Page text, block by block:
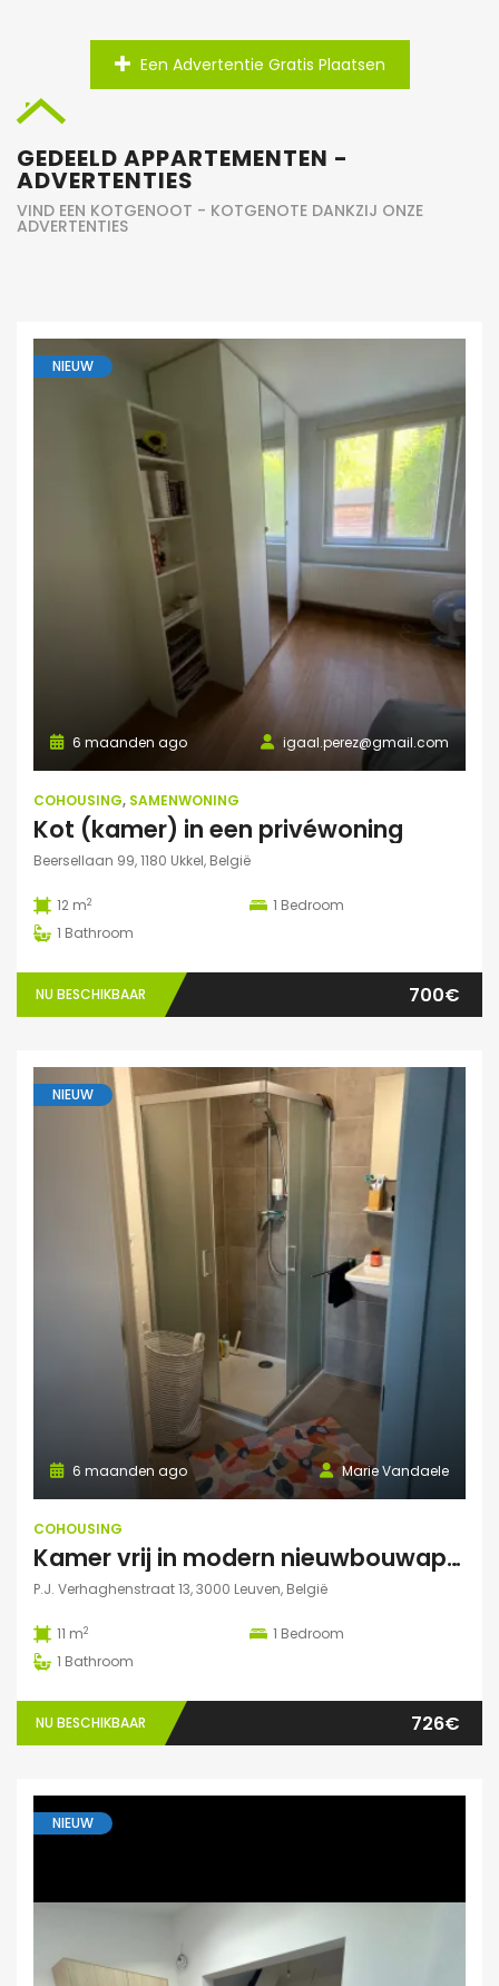
Een Advertentie Gratis Plaatsen
GEDEELD APPARTEMENTEN -
ADVERTENTIES
VIND EEN KOTGENOOT - KOTGENOTE DANKZIJ ONZE
ADVERTENTIES
NIEUW
igaal.perez@gmail.com
6 maanden ago
COHOUSING, SAMENWONING
Kot (kamer) in een privéwoning
Beersellaan 99, 1180 Ukkel, België
12 m2 1 Bedroom
1 Bathroom
NU BESCHIKBAAR 700€
NIEUW
Marie Vandaele
6 maanden ago
COHOUSING
Kamer vrij in modern nieuwbouwappartement Leuven
P.J. Verhaghenstraat 13, 3000 Leuven, België
11 m2 1 Bedroom
1 Bathroom
NU BESCHIKBAAR 726€
NIEUW